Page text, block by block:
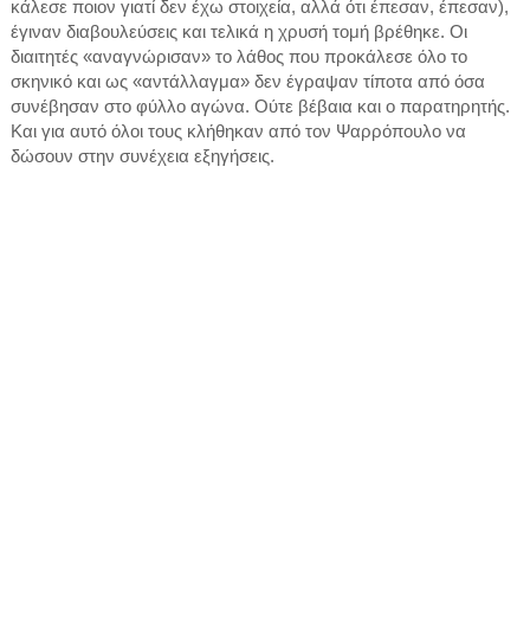
κάλεσε ποιον γιατί δεν έχω στοιχεία, αλλά ότι έπεσαν, έπεσαν),
έγιναν διαβουλεύσεις και τελικά η χρυσή τομή βρέθηκε. Οι
διαιτητές «αναγνώρισαν» το λάθος που προκάλεσε όλο το
σκηνικό και ως «αντάλλαγμα» δεν έγραψαν τίποτα από όσα
συνέβησαν στο φύλλο αγώνα. Ούτε βέβαια και ο παρατηρητής.
Και για αυτό όλοι τους κλήθηκαν από τον Ψαρρόπουλο να
δώσουν στην συνέχεια εξηγήσεις.